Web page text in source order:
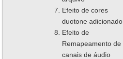
Efeito de cores
duotone adicionado
Efeito de
Remapeamento de
canais de áudio